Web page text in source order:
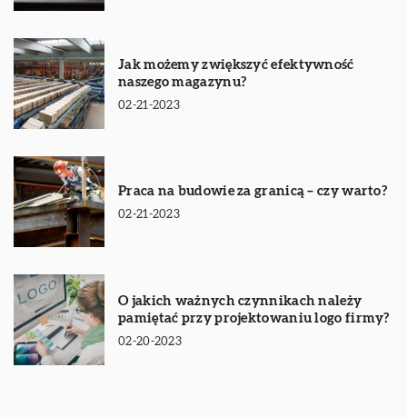
Jak możemy zwiększyć efektywność
naszego magazynu?
02-21-2023
Praca na budowie za granicą – czy warto?
02-21-2023
O jakich ważnych czynnikach należy
pamiętać przy projektowaniu logo firmy?
02-20-2023